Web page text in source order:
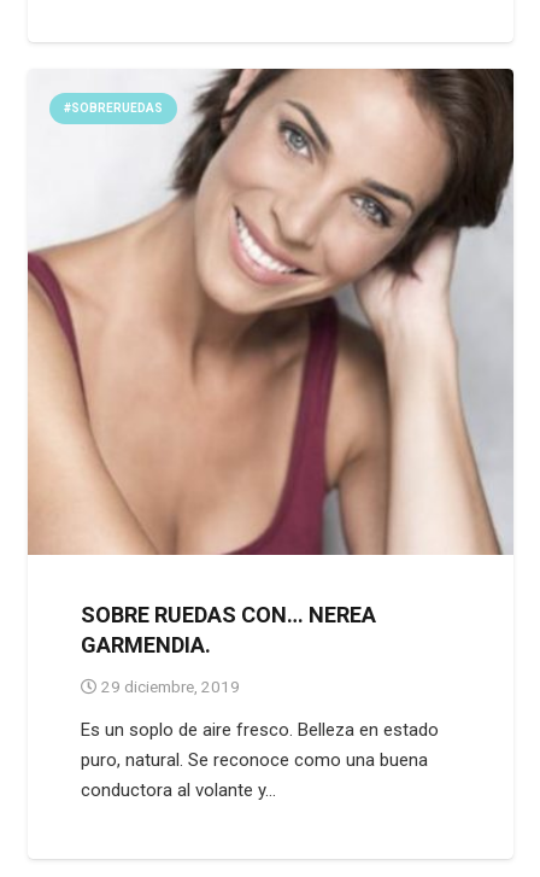
#SOBRERUEDAS
SOBRE RUEDAS CON… NEREA
GARMENDIA.
29 diciembre, 2019
Es un soplo de aire fresco. Belleza en estado
puro, natural. Se reconoce como una buena
conductora al volante y…